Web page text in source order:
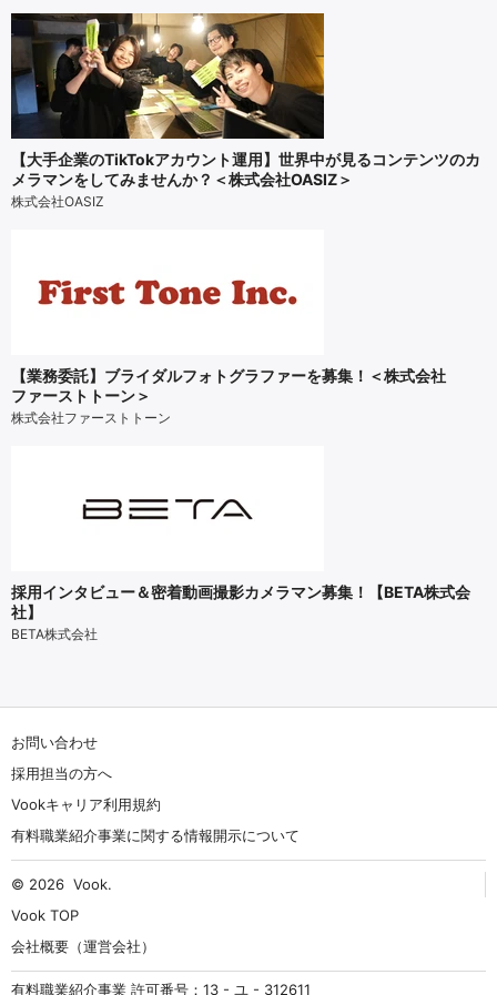
【大手企業のTikTokアカウント運用】世界中が見るコンテンツのカ
メラマンをしてみませんか？＜株式会社OASIZ＞
株式会社OASIZ
【業務委託】ブライダルフォトグラファーを募集！＜株式会社
ファーストトーン＞
株式会社ファーストトーン
採用インタビュー＆密着動画撮影カメラマン募集！【BETA株式会
社】
BETA株式会社
お問い合わせ
採用担当の方へ
Vookキャリア利用規約
有料職業紹介事業に関する情報開示について
© 2026 Vook.
Vook TOP
会社概要（運営会社）
有料職業紹介事業 許可番号：13 - ユ - 312611